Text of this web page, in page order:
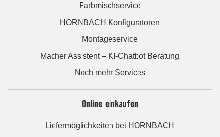
Farbmischservice
HORNBACH Konfiguratoren
Montageservice
Macher Assistent – KI-Chatbot Beratung
Noch mehr Services
Online einkaufen
Liefermöglichkeiten bei HORNBACH